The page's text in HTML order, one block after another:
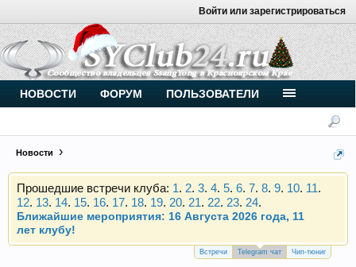
Войти или зарегистрироваться
Новости
Внимание, новые участники нашего клуба!
Основное общение происходит вTelegram-чате.
Присоединяйтесь.
Чип-тюнинг (прошивка) дизелей от
Vahmurka
12.13.14.15.16.17.18.19.20.21.22.23.24.
Ближайшие мероприятия: 16 Августа 2026 года, 11
лет клубу!
Внимание, новые участники нашего клуба!
Основное общение происходит вTelegram-чате.
Встречи Telegram чат Чип-тюниг
НОВОСТИ ФОРУМ ПОЛЬЗОВАТЕЛИ